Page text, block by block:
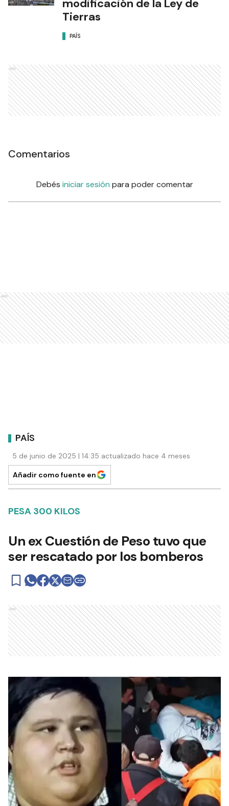
modificación de la Ley de
Tierras
PAÍS
Ads
Comentarios
Debés iniciar sesión para poder comentar
Ads
PAÍS
5 de junio de 2025 | 14:35 actualizado hace 4 meses
Añadir como fuente en
PESA 300 KILOS
Un ex Cuestión de Peso tuvo que
ser rescatado por los bomberos
Ads